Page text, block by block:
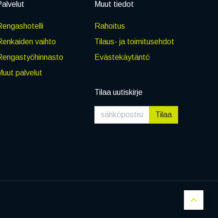
vaihto
palvelut
Muut tiedot
Rahoitus
Tilaus- ja toimitusehdot
Evästekäytäntö
Tilaa uutiskirje
Tilaa